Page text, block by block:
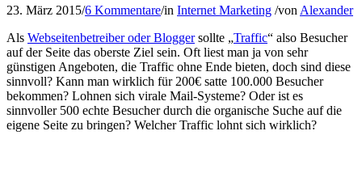
23. März 2015/6 Kommentare/in Internet Marketing /von Alexander
Als Webseitenbetreiber oder Bloggersollte „Traffic“ also Besucher
auf der Seite das oberste Ziel sein. Oft liest man ja von sehr
günstigen Angeboten, die Traffic ohne Ende bieten, doch sind diese
sinnvoll? Kann man wirklich für 200€ satte 100.000 Besucher
bekommen? Lohnen sich virale Mail-Systeme? Oder ist es
sinnvoller 500 echte Besucher durch die organische Suche auf die
eigene Seite zu bringen? Welcher Traffic lohnt sich wirklich?